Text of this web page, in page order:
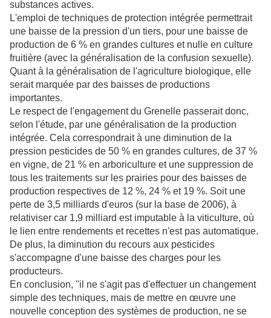
substances actives.
L'emploi de techniques de protection intégrée permettrait
une baisse de la pression d'un tiers, pour une baisse de
production de 6 % en grandes cultures et nulle en culture
fruitière (avec la généralisation de la confusion sexuelle).
Quant à la généralisation de l'agriculture biologique, elle
serait marquée par des baisses de productions
importantes.
Le respect de l'engagement du Grenelle passerait donc,
selon l'étude, par une généralisation de la production
intégrée. Cela correspondrait à une diminution de la
pression pesticides de 50 % en grandes cultures, de 37 %
en vigne, de 21 % en arboriculture et une suppression de
tous les traitements sur les prairies pour des baisses de
production respectives de 12 %, 24 % et 19 %. Soit une
perte de 3,5 milliards d'euros (sur la base de 2006), à
relativiser car 1,9 milliard est imputable à la viticulture, où
le lien entre rendements et recettes n'est pas automatique.
De plus, la diminution du recours aux pesticides
s'accompagne d'une baisse des charges pour les
producteurs.
En conclusion, ''il ne s'agit pas d'effectuer un changement
simple des techniques, mais de mettre en œuvre une
nouvelle conception des systèmes de production, ne se